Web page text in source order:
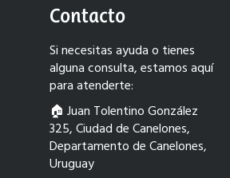
Contacto
Si necesitas ayuda o tienes
alguna consulta, estamos aquí
para atenderte:
🏠︎ Juan Tolentino González
325, Ciudad de Canelones,
Departamento de Canelones,
Uruguay